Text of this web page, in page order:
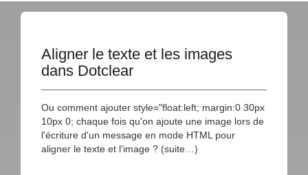
Aligner le texte et les images
dans Dotclear
Ou comment ajouter style="float:left; margin:0 30px
10px 0; chaque fois qu'on ajoute une image lors de
l'écriture d'un message en mode HTML pour
aligner le texte et l'image ? (suite…)